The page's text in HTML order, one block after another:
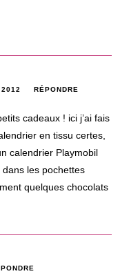
RÉPONDRE
cadeaux ! ici j’ai fais
en tissu certes,
calendrier Playmobil
dans les pochettes
quelques chocolats